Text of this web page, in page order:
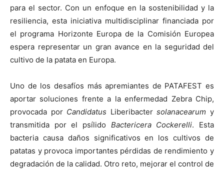
para el sector. Con un enfoque en la sostenibilidad y la
resiliencia, esta iniciativa multidisciplinar financiada por
el programa Horizonte Europa de la Comisión Europea
espera representar un gran avance en la seguridad del
cultivo de la patata en Europa.
Uno de los desafíos más apremiantes de PATAFEST es
aportar soluciones frente a la enfermedad Zebra Chip,
provocada por Candidatus Liberibactersolanacearum y
transmitida por el psílido Bactericera Cockerelli. Esta
bacteria causa daños significativos en los cultivos de
patatas y provoca importantes pérdidas de rendimiento y
degradación de la calidad. Otro reto, mejorar el control de